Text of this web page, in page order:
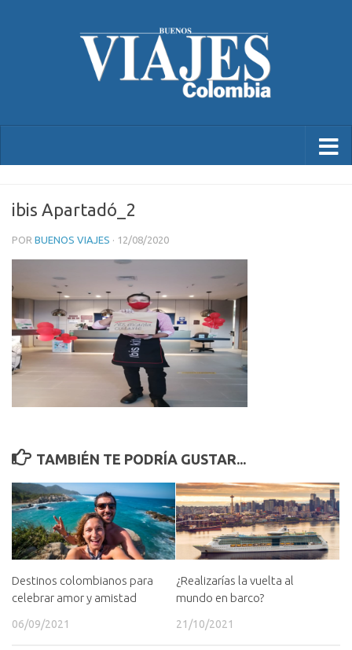
ibis Apartadó_2
POR BUENOS VIAJES · 12/08/2020
TAMBIÉN TE PODRÍA GUSTAR...
Destinos colombianos para
celebrar amor y amistad
06/09/2021
¿Realizarías la vuelta al
mundo en barco?
21/10/2021